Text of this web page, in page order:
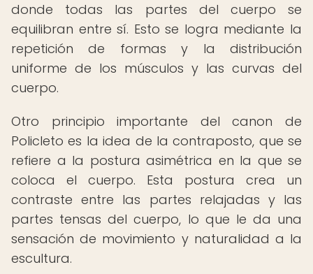
donde todas las partes del cuerpo se
equilibran entre sí. Esto se logra mediante la
repetición de formas y la distribución
uniforme de los músculos y las curvas del
cuerpo.
Otro principio importante del canon de
Policleto es la idea de la contraposto, que se
refiere a la postura asimétrica en la que se
coloca el cuerpo. Esta postura crea un
contraste entre las partes relajadas y las
partes tensas del cuerpo, lo que le da una
sensación de movimiento y naturalidad a la
escultura.